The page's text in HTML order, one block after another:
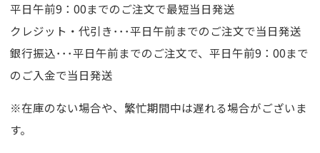
平日午前9：00までのご注文で最短当日発送
クレジット・代引き･･･平日午前までのご注文で当日発送
銀行振込･･･平日午前までのご注文で、平日午前9：00まで
のご入金で当日発送
※在庫のない場合や、繁忙期間中は遅れる場合がございま
す。